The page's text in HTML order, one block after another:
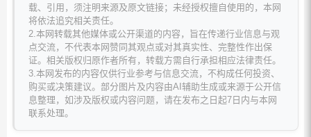
载、引用，须注明来源及原文链接；未经授权擅自使用的，本网
将依法追究相关责任。
2.本网转载其他媒体或公开渠道的内容，旨在传递行业信息与观
点交流，不代表本网赞同其观点或对其真实性、完整性作出保
证。相关版权归原作者所有，转载方需自行承担相应法律责任。
3.本网发布的内容仅供行业参考与信息交流，不构成任何投资、
购买或决策建议。部分图片及内容由AI辅助生成或来源于公开信
息整理，如涉及版权或内容问题，请在发布之日起7日内与本网
联系处理。